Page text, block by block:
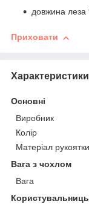
довжина леза
Приховати
Характеристики
Основні
Виробник
Колір
Матеріал рукоятки
Вага з чохлом
Вага